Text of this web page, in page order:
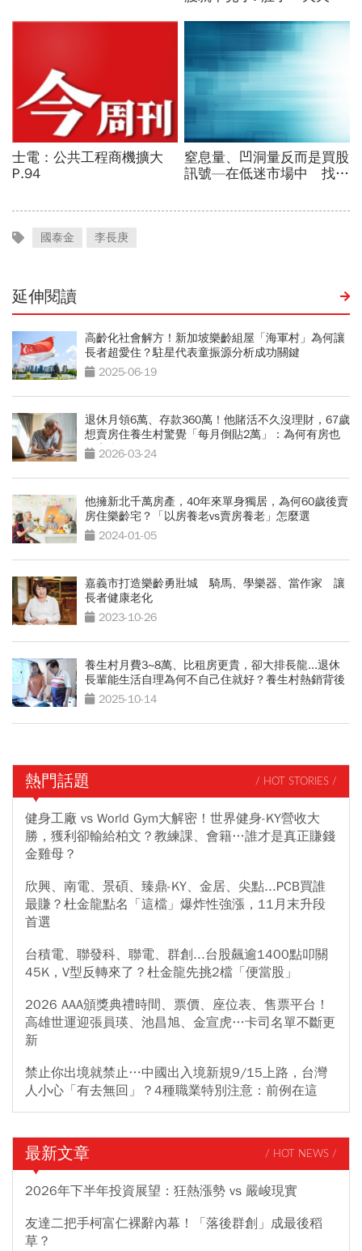
國泰金 李長庚
延伸閱讀
高齡化社會解方！新加坡樂齡組屋「海軍村」為何讓
長者超愛住？駐星代表童振源分析成功關鍵
2025-06-19
退休月領6萬、存款360萬！他賭活不久沒理財，67歲
想賣房住養生村驚覺「每月倒貼2萬」：為何有房也
不安全？
2026-03-24
他擁新北千萬房產，40年來單身獨居，為何60歲後賣
房住樂齡宅？「以房養老vs賣房養老」怎麼選
2024-01-05
嘉義市打造樂齡勇壯城 騎馬、學樂器、當作家 讓
長者健康老化
2023-10-26
養生村月費3~8萬、比租房更貴，卻大排長龍...退休
長輩能生活自理為何不自己住就好？養生村熱銷背後
原因2025-10-14
熱門話題 / HOT STORIES /
健身工廠 vs World Gym大解密！世界健身-KY營收大
勝，獲利卻輸給柏文？教練課、會籍…誰才是真正賺錢
金雞母？
欣興、南電、景碩、臻鼎-KY、金居、尖點...PCB買誰
最賺？杜金龍點名「這檔」爆炸性強漲，11月末升段
首選
台積電、聯發科、聯電、群創...台股飆逾1400點叩關
45K，V型反轉來了？杜金龍先挑2檔「便當股」
2026 AAA頒獎典禮時間、票價、座位表、售票平台！
高雄世運迎張員瑛、池昌旭、金宣虎…卡司名單不斷更
新
禁止你出境就禁止…中國出入境新規9/15上路，台灣
人小心「有去無回」？4種職業特別注意：前例在這
最新文章 / HOT NEWS /
2026年下半年投資展望：狂熱漲勢 vs 嚴峻現實
友達二把手柯富仁裸辭內幕！「落後群創」成最後稻
草？